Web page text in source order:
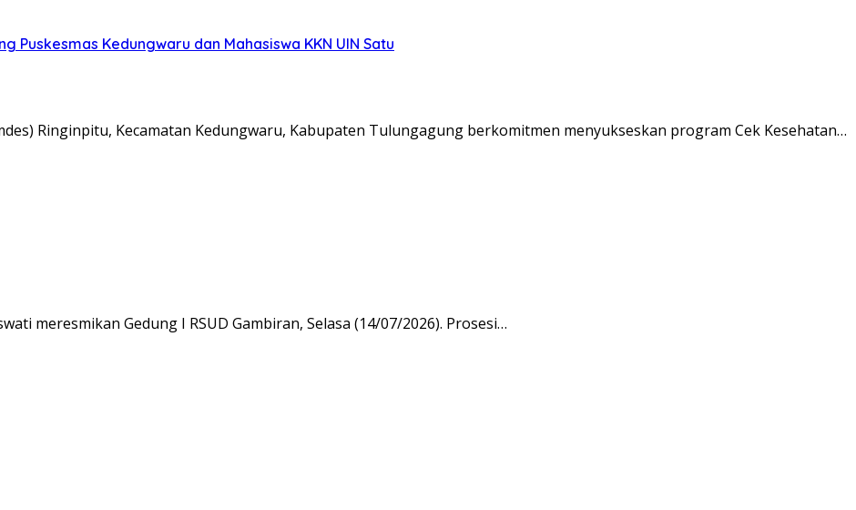
Puskesmas Kedungwaru dan Mahasiswa KKN UIN Satu
Ringinpitu, Kecamatan Kedungwaru, Kabupaten Tulungagung berkomitmen menyukseskan program Cek Kesehatan…
meresmikan Gedung I RSUD Gambiran, Selasa (14/07/2026). Prosesi…